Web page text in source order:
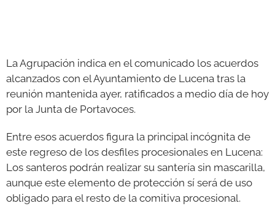
La Agrupación indica en el comunicado los acuerdos
alcanzados con el Ayuntamiento de Lucena tras la
reunión mantenida ayer, ratificados a medio día de hoy
por la Junta de Portavoces.
Entre esos acuerdos figura la principal incógnita de
este regreso de los desfiles procesionales en Lucena:
Los santeros podrán realizar su santería sin mascarilla,
aunque este elemento de protección sí será de uso
obligado para el resto de la comitiva procesional.